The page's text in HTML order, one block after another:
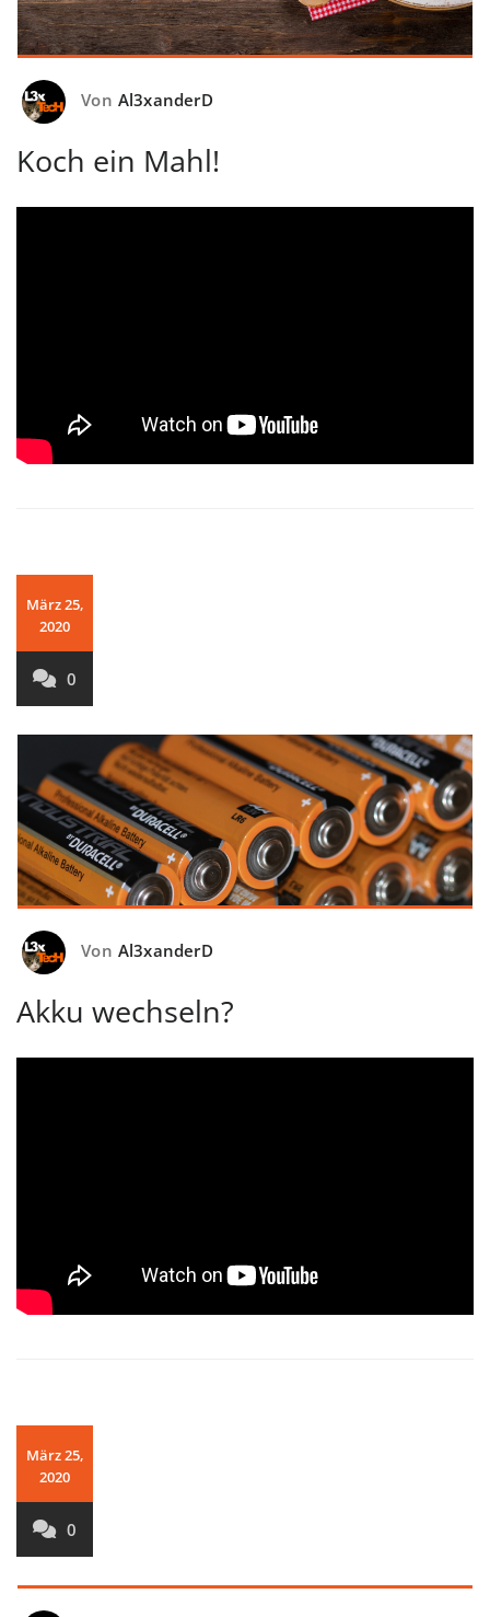
Von Al3xanderD
Koch ein Mahl!
März 25,
2020
0
Von Al3xanderD
Akku wechseln?
März 25,
2020
0